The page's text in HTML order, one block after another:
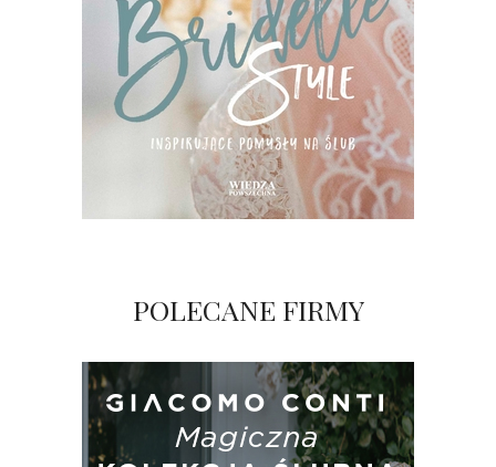
POLECANE FIRMY